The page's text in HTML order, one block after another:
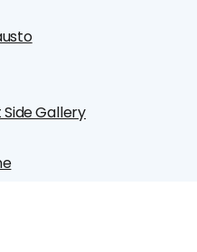
Side Gallery